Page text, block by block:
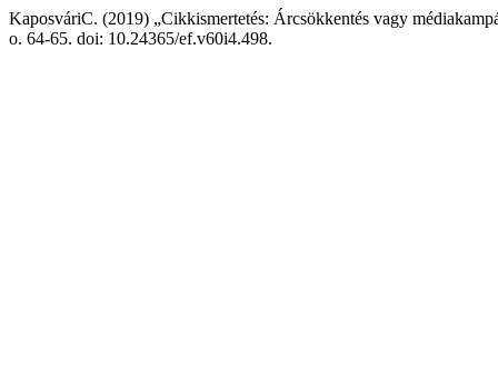
KaposváriC. (2019) „Cikkismertetés: Árcsökkentés vagy
o. 64-65. doi: 10.24365/ef.v60i4.498.